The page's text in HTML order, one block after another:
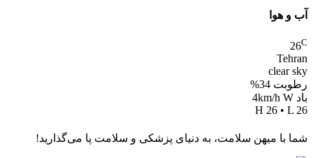
آب و هوا
26C
Tehran
clear sky
رطوبت 34%
باد 4km/h W
H 26 • L 26
شما با میهن سلامت، به دنیای پزشکی و سلامت پا می‌گذارید!